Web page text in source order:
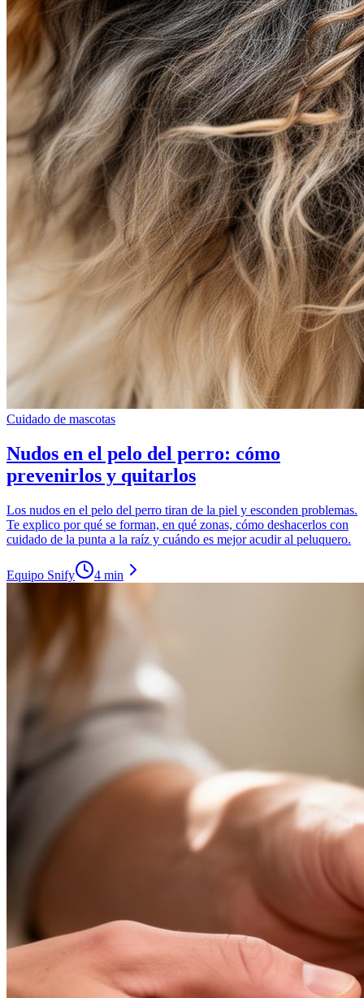
Cuidado de mascotas
Nudos en el pelo del perro: cómo
prevenirlos y quitarlos
Los nudos en el pelo del perro tiran de la piel y esconden problemas.
Te explico por qué se forman, en qué zonas, cómo deshacerlos con
cuidado de la punta a la raíz y cuándo es mejor acudir al peluquero.
Equipo Snify 4 min